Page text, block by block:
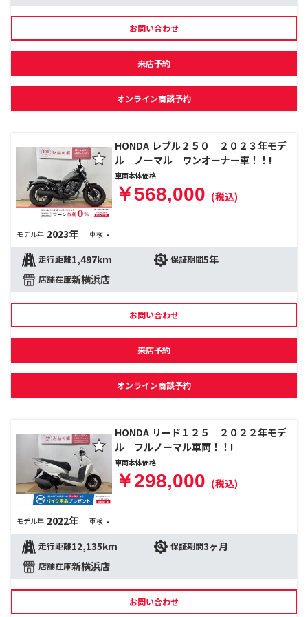
お問い合わせ
来店予約
オンライン商談予約
HONDA レブル２５０ ２０２３年モデ
ル ノーマル ワンオーナー車！！!
車両本体価格
￥568,000 (税込)
モデル年 2023年 車検 -
走行距離1,497km 保証期間5年
店舗在庫新横浜店
お問い合わせ
来店予約
オンライン商談予約
HONDA リード１２５ ２０２２年モデ
ル フルノーマル車両！！!
車両本体価格
￥298,000 (税込)
モデル年 2022年 車検 -
走行距離12,135km 保証期間3ヶ月
店舗在庫新横浜店
お問い合わせ